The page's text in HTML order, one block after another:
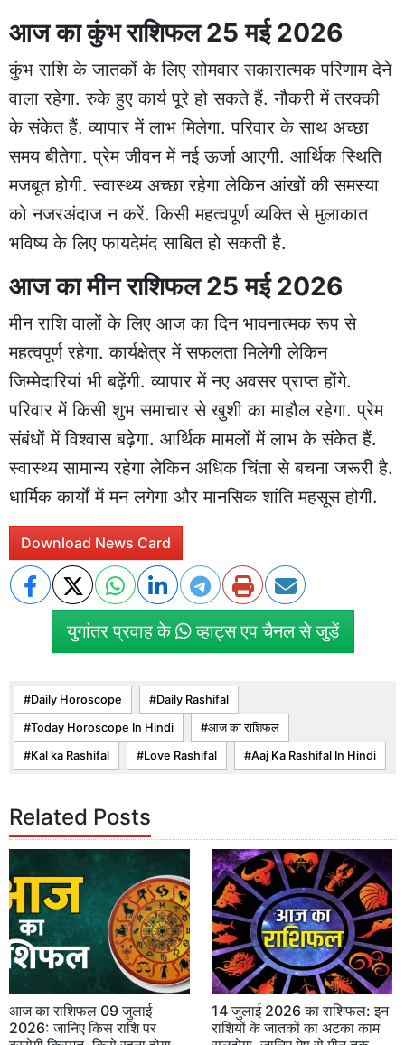
आज का कुंभ राशिफल 25 मई 2026
कुंभ राशि के जातकों के लिए सोमवार सकारात्मक परिणाम देने
वाला रहेगा. रुके हुए कार्य पूरे हो सकते हैं. नौकरी में तरक्की
के संकेत हैं. व्यापार में लाभ मिलेगा. परिवार के साथ अच्छा
समय बीतेगा. प्रेम जीवन में नई ऊर्जा आएगी. आर्थिक स्थिति
मजबूत होगी. स्वास्थ्य अच्छा रहेगा लेकिन आंखों की समस्या
को नजरअंदाज न करें. किसी महत्वपूर्ण व्यक्ति से मुलाकात
भविष्य के लिए फायदेमंद साबित हो सकती है.
आज का मीन राशिफल 25 मई 2026
मीन राशि वालों के लिए आज का दिन भावनात्मक रूप से
महत्वपूर्ण रहेगा. कार्यक्षेत्र में सफलता मिलेगी लेकिन
जिम्मेदारियां भी बढ़ेंगी. व्यापार में नए अवसर प्राप्त होंगे.
परिवार में किसी शुभ समाचार से खुशी का माहौल रहेगा. प्रेम
संबंधों में विश्वास बढ़ेगा. आर्थिक मामलों में लाभ के संकेत हैं.
स्वास्थ्य सामान्य रहेगा लेकिन अधिक चिंता से बचना जरूरी है.
धार्मिक कार्यों में मन लगेगा और मानसिक शांति महसूस होगी.
Download News Card
युगांतर प्रवाह के व्हाट्स एप चैनल से जुड़ें
Daily Horoscope Daily Rashifal
Today Horoscope In Hindi आज का राशिफल
Kal ka Rashifal Love Rashifal Aaj Ka Rashifal In Hindi
Related Posts
आज का राशिफल 09 जुलाई
2026: जानिए किस राशि पर
14 जुलाई 2026 का राशिफल: इन
राशियों के जातकों का अटका काम